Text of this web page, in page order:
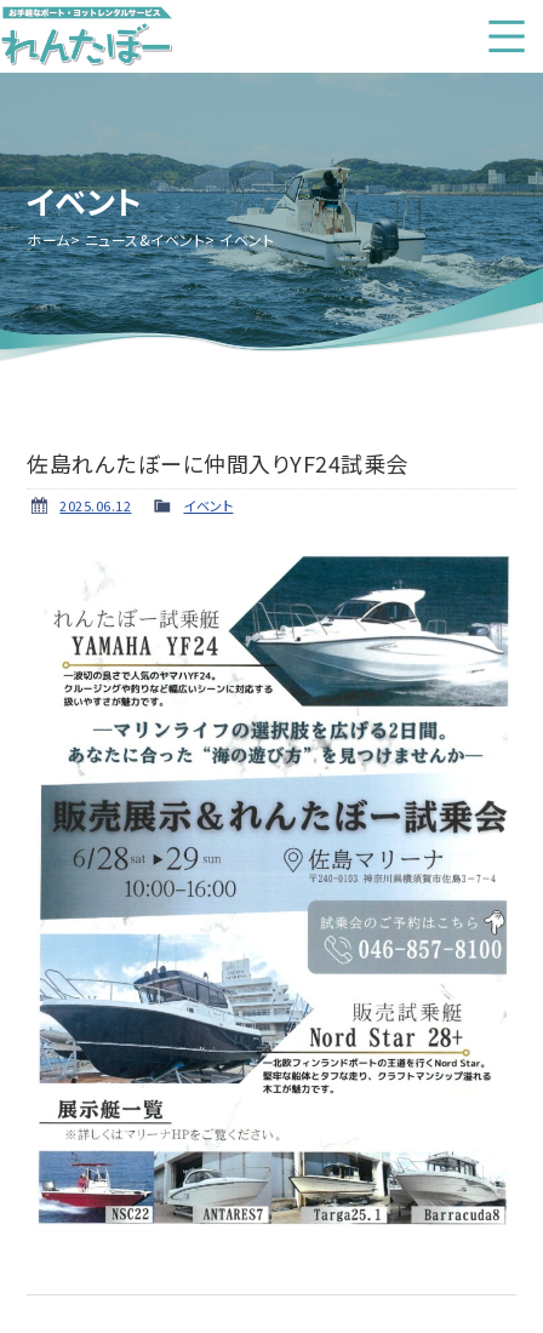
イベント
ホーム ニュース&イベント イベント
佐島れんたぼーに仲間入りYF24試乗会
2025.06.12 イベント